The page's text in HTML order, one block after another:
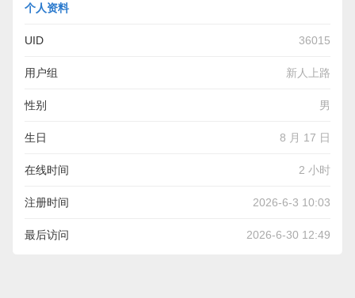
个人资料
UID 36015
用户组 新人上路
性别 男
生日 8 月 17 日
在线时间 2 小时
注册时间 2026-6-3 10:03
最后访问 2026-6-30 12:49